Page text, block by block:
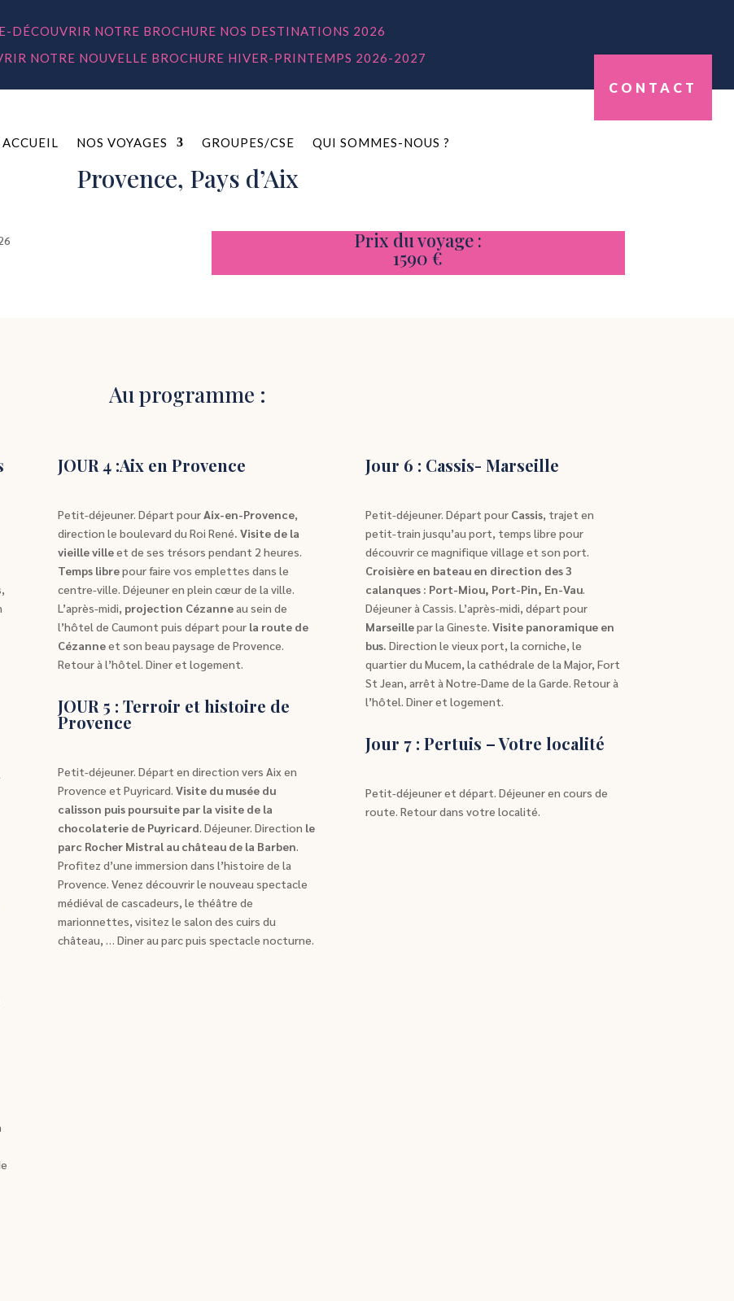
DÉCOUVRIR NOTRE BROCHURE NOS DESTINATIONS 2026
NOTRE NOUVELLE BROCHURE HIVER-PRINTEMPS 2026-2027
ACCUEIL NOS VOYAGES GROUPES/CSE QUI SOMMES-NOUS ?
CONTACT
Provence, Pays d’Aix
Prix du voyage :
1590 €
Au programme :
JOUR 4 :Aix en Provence
Petit-déjeuner. Départ pourAix-en-Provence,
direction le boulevard du Roi René. Visite de la
vieille villeet de ses trésors pendant 2 heures.
Temps librepour faire vos emplettes dans le
centre-ville. Déjeuner en plein cœur de la ville.
L’après-midi, projection Cézanneau sein de
l’hôtel de Caumont puis départ pour la route de
Cézanneet son beau paysage de Provence.
Retour à l’hôtel. Diner et logement.
JOUR 5 : Terroir et histoire de
Provence
Petit-déjeuner. Départ en direction vers Aix en
Provence et Puyricard. Visite du musée du
calisson puis poursuite par la visite de la
chocolaterie de Puyricard. Déjeuner. Direction le
parc Rocher Mistral au château de la Barben.
Profitez d’une immersion dans l’histoire de la
Provence. Venez découvrir le nouveau spectacle
médiéval de cascadeurs, le théâtre de
marionnettes, visitez le salon des cuirs du
château, … Diner au parc puis spectacle nocturne.
Jour 6 : Cassis- Marseille
Petit-déjeuner. Départ pour Cassis, trajet en
petit-train jusqu’au port, temps libre pour
découvrir ce magnifique village et son port.
Croisière en bateau en direction des 3
calanques : Port-Miou, Port-Pin, En-Vau.
Déjeuner à Cassis. L’après-midi, départ pour
Marseillepar la Gineste. Visite panoramique en
bus. Direction le vieux port, la corniche, le
quartier du Mucem, la cathédrale de la Major, Fort
St Jean, arrêt à Notre-Dame de la Garde. Retour à
l’hôtel. Diner et logement.
Jour 7 : Pertuis – Votre localité
Petit-déjeuner et départ. Déjeuner en cours de
route. Retour dans votre localité.